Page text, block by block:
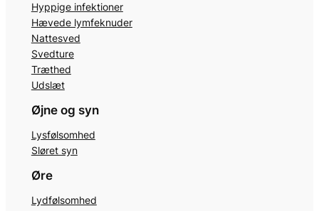
Hyppige infektioner
Hævede lymfeknuder
Nattesved
Svedture
Træthed
Udslæt
Øjne og syn
Lysfølsomhed
Sløret syn
Øre
Lydfølsomhed